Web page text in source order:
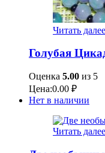
Читать далее
Голубая
Оценка 5.00 из 5
Цена:0.00 ₽
Нет в наличии
Читать далее